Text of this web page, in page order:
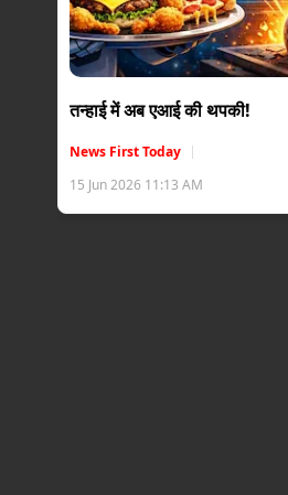
तन्हाई में अब एआई की थपकी!
News First Today
15 Jun 2026 11:13 AM